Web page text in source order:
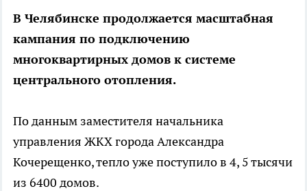
В Челябинске продолжается масштабная
кампания по подключению
многоквартирных домов к системе
центрального отопления.
По данным заместителя начальника
управления ЖКХ города Александра
Кочерещенко, тепло уже поступило в 4, 5 тысячи
из 6400 домов.